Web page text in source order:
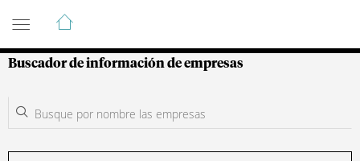
Guía de Empresas Colombianas
Buscador de información de empresas